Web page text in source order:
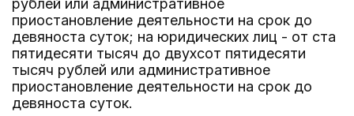
рублей или административное
приостановление деятельности на срок до
девяноста суток; на юридических лиц - от ста
пятидесяти тысяч до двухсот пятидесяти
тысяч рублей или административное
приостановление деятельности на срок до
девяноста суток.